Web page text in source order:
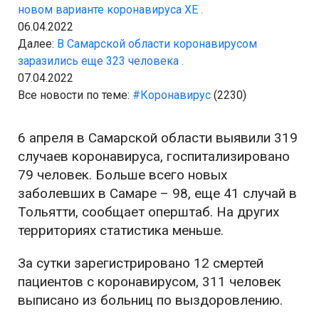
новом варианте коронавируса ХЕ .
06.04.2022
Далее: В Самарской области коронавирусом
заразились еще 323 человека .
07.04.2022
Все новости по теме: #Коронавирус (2230)
6 апреля в Самарской области выявили 319
случаев коронавируса, госпитализировано
79 человек. Больше всего новых
заболевших в Самаре – 98, еще 41 случай в
Тольятти, сообщает оперштаб. На других
территориях статистика меньше.
За сутки зарегистрировано 12 смертей
пациентов с коронавирусом, 311 человек
выписано из больниц по выздоровлению.